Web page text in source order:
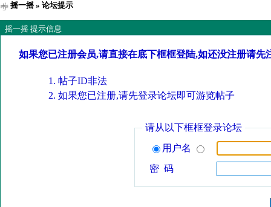
摇一摇» 论坛提示
摇一摇 提示信息
如果您已注册会员,请直接在底下框框登陆,如还没注册请先
帖子ID非法
如果您已注册,请先登录论坛即可游览帖子
请从以下框框登录论坛
用户名
密 码